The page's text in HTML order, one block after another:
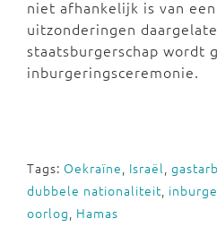
niet afhankelijk is van
uitzonderingen
staatsburgerschap wordt
inburgeringsceremonie.
Tags: Oekraïne, Israël,
dubbele nationaliteit,
oorlog, Hamas